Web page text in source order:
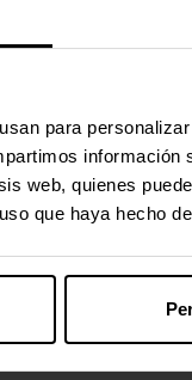
para
web, quienes
que haya hecho